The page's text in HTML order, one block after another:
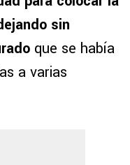
sin
que se había
a varias